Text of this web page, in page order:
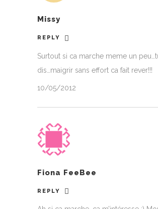
Missy
REPLY
Surtout si ca marche meme un
dis…maigrir sans effort ca fait rever!!!
10/05/2012
Fiona FeeBee
REPLY